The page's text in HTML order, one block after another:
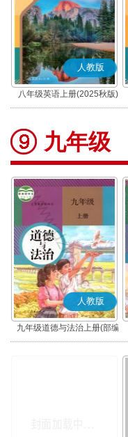
人教版
八年级英语上册(2025秋版)
九年级
人教版
九年级道德与法治上册(部编
版)